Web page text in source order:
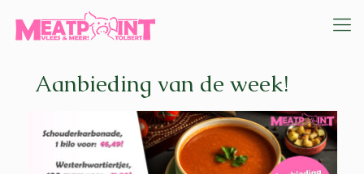
Aanbieding van de week!